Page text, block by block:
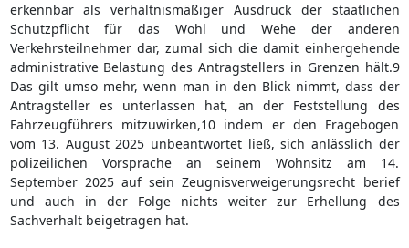
erkennbar als verhältnismäßiger Ausdruck der staatlichen
Schutzpflicht für das Wohl und Wehe der anderen
Verkehrsteilnehmer dar, zumal sich die damit einhergehende
administrative Belastung des Antragstellers in Grenzen hält.9
Das gilt umso mehr, wenn man in den Blick nimmt, dass der
Antragsteller es unterlassen hat, an der Feststellung des
Fahrzeugführers mitzuwirken,10 indem er den Fragebogen
vom 13. August 2025 unbeantwortet ließ, sich anlässlich der
polizeilichen Vorsprache an seinem Wohnsitz am 14.
September 2025 auf sein Zeugnisverweigerungsrecht berief
und auch in der Folge nichts weiter zur Erhellung des
Sachverhalt beigetragen hat.